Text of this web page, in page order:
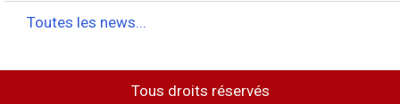
Toutes les news...
Tous droits réservés